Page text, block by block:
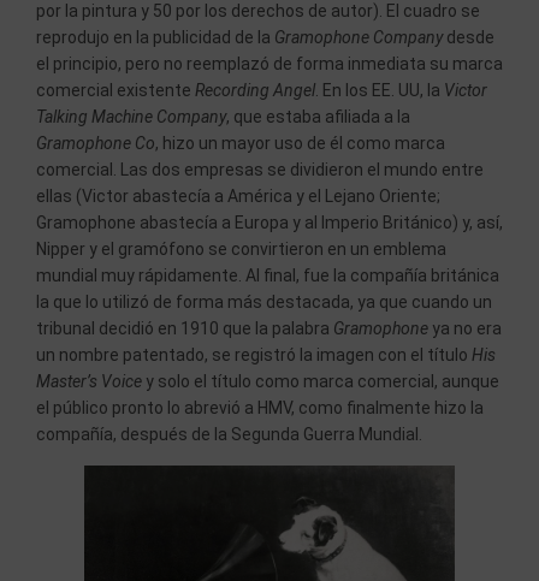
por la pintura y 50 por los derechos de autor). El cuadro se
reprodujo en la publicidad de la Gramophone Companydesde
el principio, pero no reemplazó de forma inmediata su marca
comercial existente Recording Angel. En los EE. UU, la Victor
Talking Machine Company, que estaba afiliada a la
Gramophone Co, hizo un mayor uso de él como marca
comercial. Las dos empresas se dividieron el mundo entre
ellas (Victor abastecía a América y el Lejano Oriente;
Gramophone abastecía a Europa y al Imperio Británico) y, así,
Nipper y el gramófono se convirtieron en un emblema
mundial muy rápidamente. Al final, fue la compañía británica
la que lo utilizó de forma más destacada, ya que cuando un
tribunal decidió en 1910 que la palabra Gramophone ya no era
un nombre patentado, se registró la imagen con el título His
Master’s Voice y solo el título como marca comercial, aunque
el público pronto lo abrevió a HMV, como finalmente hizo la
compañía, después de la Segunda Guerra Mundial.